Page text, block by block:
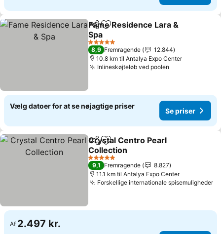
Del Føj til favoritter
Fame Residence Lara &
Spa
5 Stjerner
8,9 Fremragende
12.844
10.8 km til Antalya Expo Center
Inlineskøjteløb ved poolen
Vælg datoer for at se nøjagtige priser
Se priser
Del Føj til favoritter
Crystal Centro Pearl
Collection
5 Stjerner
9,1 Fremragende
8.827
11.1 km til Antalya Expo Center
Forskellige internationale spisemuligheder
Af 2.497 kr.